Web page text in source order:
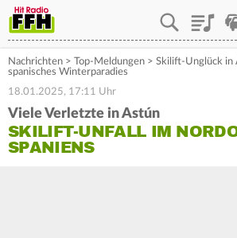
Playlist
Nachrichten > Top-Meldungen > Skilift-Unglück in
spanisches Winterparadies
18.01.2025, 17:11 Uhr
Viele Verletzte in Astún
SKILIFT-UNFALL IM
SPANIENS